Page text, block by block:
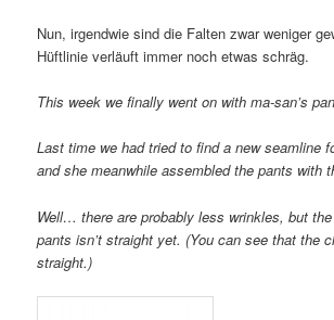
Nun, irgendwie sind die Falten zwar weniger
Hüftlinie verläuft immer noch etwas schräg.
This week we finally went on with ma-san’s
Last time we had tried to find a new seamline
and she meanwhile assembled the pants with
Well… there are probably less wrinkles, but
pants isn’t straight yet. (You can see that the
straight.)